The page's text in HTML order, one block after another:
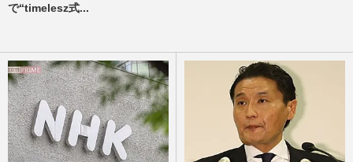
で“timelesz式...